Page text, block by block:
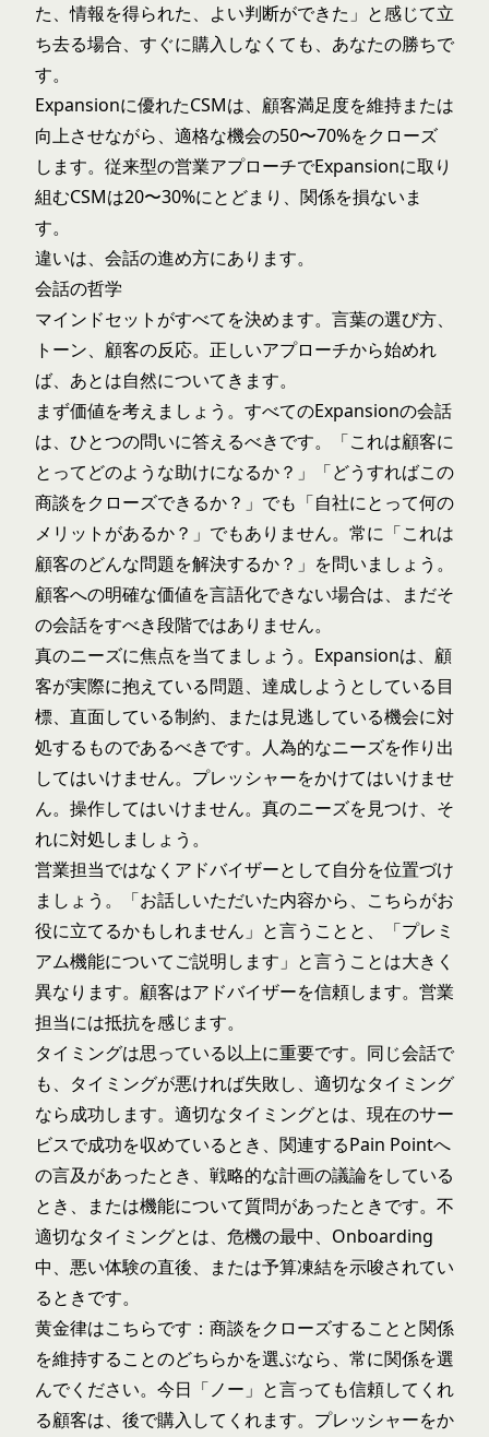
た、情報を得られた、よい判断ができた」と感じて立
ち去る場合、すぐに購入しなくても、あなたの勝ちで
す。
Expansionに優れたCSMは、顧客満足度を維持または
向上させながら、適格な機会の50〜70%をクローズ
します。従来型の営業アプローチでExpansionに取り
組むCSMは20〜30%にとどまり、関係を損ないま
す。
違いは、会話の進め方にあります。
会話の哲学
マインドセットがすべてを決めます。言葉の選び方、
トーン、顧客の反応。正しいアプローチから始めれ
ば、あとは自然についてきます。
まず価値を考えましょう。すべてのExpansionの会話
は、ひとつの問いに答えるべきです。「これは顧客に
とってどのような助けになるか？」「どうすればこの
商談をクローズできるか？」でも「自社にとって何の
メリットがあるか？」でもありません。常に「これは
顧客のどんな問題を解決するか？」を問いましょう。
顧客への明確な価値を言語化できない場合は、まだそ
の会話をすべき段階ではありません。
真のニーズに焦点を当てましょう。Expansionは、顧
客が実際に抱えている問題、達成しようとしている目
標、直面している制約、または見逃している機会に対
処するものであるべきです。人為的なニーズを作り出
してはいけません。プレッシャーをかけてはいけませ
ん。操作してはいけません。真のニーズを見つけ、そ
れに対処しましょう。
営業担当ではなくアドバイザーとして自分を位置づけ
ましょう。「お話しいただいた内容から、こちらがお
役に立てるかもしれません」と言うことと、「プレミ
アム機能についてご説明します」と言うことは大きく
異なります。顧客はアドバイザーを信頼します。営業
担当には抵抗を感じます。
タイミングは思っている以上に重要です。同じ会話で
も、タイミングが悪ければ失敗し、適切なタイミング
なら成功します。適切なタイミングとは、現在のサー
ビスで成功を収めているとき、関連するPain Pointへ
の言及があったとき、戦略的な計画の議論をしている
とき、または機能について質問があったときです。不
適切なタイミングとは、危機の最中、Onboarding
中、悪い体験の直後、または予算凍結を示唆されてい
るときです。
黄金律はこちらです：商談をクローズすることと関係
を維持することのどちらかを選ぶなら、常に関係を選
んでください。今日「ノー」と言っても信頼してくれ
る顧客は、後で購入してくれます。プレッシャーをか